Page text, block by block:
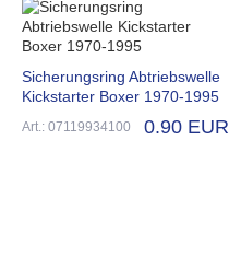
Sicherungsring Abtriebswelle
Kickstarter Boxer 1970-1995
Art.: 07119934100 0.90 EUR